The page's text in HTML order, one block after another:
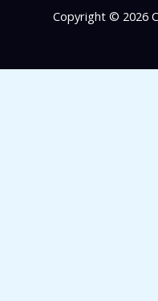
Copyright © 2026